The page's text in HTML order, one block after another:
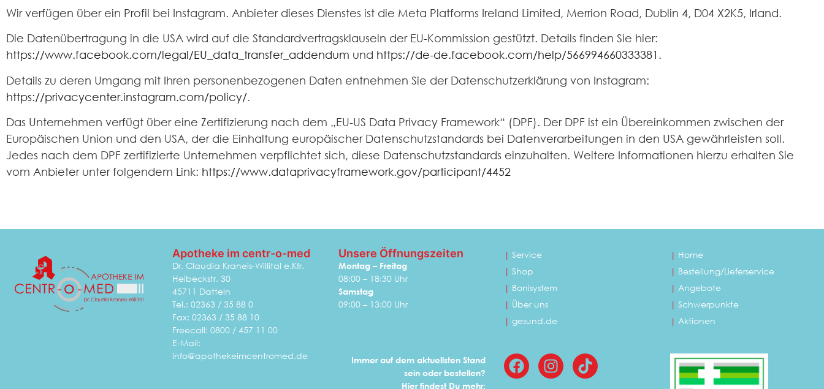
Wir verfügen über ein Profil bei Instagram. Anbieter dieses Dienstes ist die Meta Platforms Ireland Limited, Merrion Road, Dublin 4, D04 X2K5, Irland.
Die Datenübertragung in die USA wird auf die Standardvertragsklauseln der EU-Kommission gestützt. Details finden Sie hier:
https://www.facebook.com/legal/EU_data_transfer_addendum und https://de-de.facebook.com/help/566994660333381 .
Details zu deren Umgang mit Ihren personenbezogenen Daten entnehmen Sie der Datenschutzerklärung von Instagram:
https://privacycenter.instagram.com/policy/.
Das Unternehmen verfügt über eine Zertifizierung nach dem „EU-US Data Privacy Framework“ (DPF). Der DPF ist ein Übereinkommen zwischen der
Europäischen Union und den USA, der die Einhaltung europäischer Datenschutzstandards bei Datenverarbeitungen in den USA gewährleisten soll.
Jedes nach dem DPF zertifizierte Unternehmen verpflichtet sich, diese Datenschutzstandards einzuhalten. Weitere Informationen hierzu erhalten Sie
vom Anbieter unter folgendem Link: https://www.dataprivacyframework.gov/participant/4452
Apotheke im centr-o-med
Dr. Claudia Kraneis-Willital e.Kfr.
Heibeckstr. 30
45711 Datteln
Tel.: 02363 / 35 88 0
Fax: 02363 / 35 88 10
Freecall: 0800 / 457 11 00
E-Mail:
info@apothekeimcentromed.de
Unsere Öffnungszeiten
Montag – Freitag
08:00 – 18:30 Uhr
Samstag
09:00 – 13:00 Uhr
| Service
| Shop
| Bonisystem
| Über uns
| gesund.de
| Home
| Bestellung/Lieferservice
| Angebote
| Schwerpunkte
| Aktionen
Immer auf dem aktuellsten Stand
sein oder bestellen?
Hier findest Du mehr: